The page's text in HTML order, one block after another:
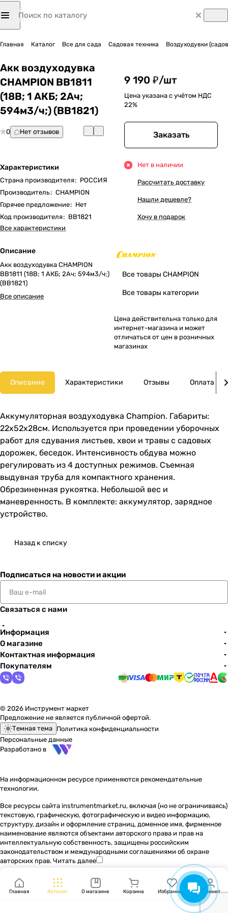
Главная Каталог Все для сада Садовая техника Воздуходувки
Акк воздуходувка
CHAMPION BB1811
(18В; 1 АКБ; 2Ач;
594м3/ч;) (BB1821)
0 Нет отзывов
Характеристики
Страна производителя: РОССИЯ
Производитель: CHAMPION
Горячее предложение: Нет
Код производителя: BB1821
Все характеристики
Описание
Акк воздуходувка CHAMPION
BB1811 (18В; 1 АКБ; 2Ач; 594м3/ч;)
(BB1821)
Все описание
9 190 ₽/шт
Цена указана с учётом НДС
22%
Заказать
Нет в наличии
Рассчитать доставку
Нашли дешевле?
Хочу в подарок
Все товары CHAMPION
Все товары категории
Цена действительна только для
интернет-магазина и может
отличаться от цен в розничных
магазинах
Описание Характеристики Отзывы Оплата
Аккумуляторная воздуходувка Champion. Габариты:
22х52х28см. Используется при проведении уборочных
работ для сдувания листьев, хвои и травы с садовых
дорожек, беседок. Интенсивность обдува можно
регулировать из 4 доступных режимов. Съемная
выдувная труба для компактного хранения.
Обрезиненная рукоятка. Небольшой вес и
маневренность. В комплекте: аккумулятор, зарядное
устройство.
Назад к списку
Подписаться на новости и акции
Связаться с нами
Информация
О магазине
Контактная информация
Покупателям
© 2026 Инструмент маркет
Предложение не является публичной офертой.
Темная тема Политика конфиденциальности
Персональные данные
Разработано в
На информационном ресурсе применяются рекомендательные
технологии.
Все ресурсы сайта instrumentmarket.ru, включая (но не ограничиваясь)
текстовую, графическую, фотографическую и видео информацию,
структуру, дизайн и оформление страниц, доменное имя, фирменное
наименование являются объектами авторского права и прав на
интеллектуальную собственность, защищены российским
законодательством и международными соглашениями об охране
авторских прав. Читать далее
Главная Каталог О магазине Корзина Избранные Кабинет